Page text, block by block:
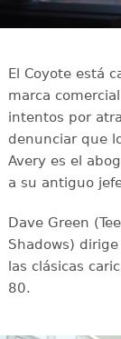
El Coyote está
marca
intentos por
denunciar que
Avery es el
a su antiguo
Dave Green
Shadows)
las clásicas
80.